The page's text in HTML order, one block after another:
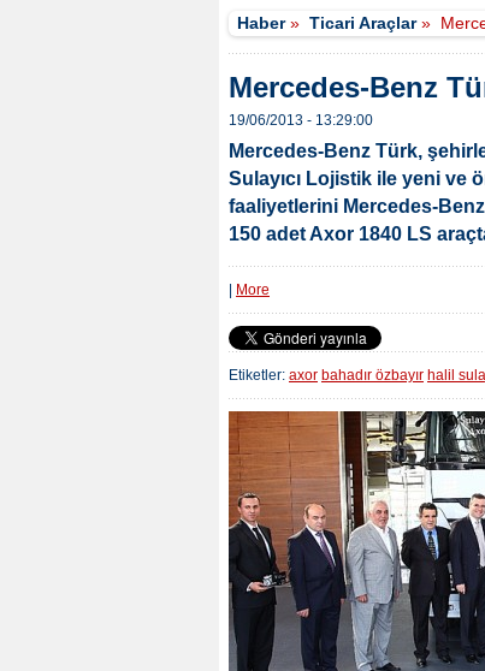
Haber»Ticari Araçlar»
Mercedes-Benz
19/06/2013 - 13:29:00
Mercedes-Benz Türk,
Sulayıcı Lojistik ile yeni ve
faaliyetlerini Mercedes-
150 adet Axor 1840 LS
More
Etiketler: axor bahadır özbayır halil